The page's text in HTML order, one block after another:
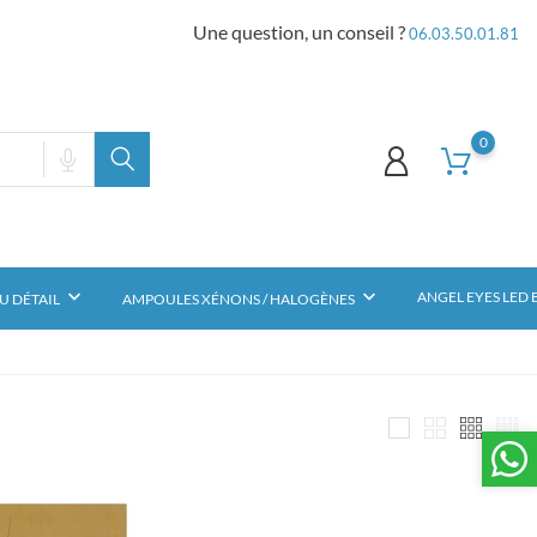
Une question, un conseil ?06.03.50.01.81
0
DÉTAIL keyboard_arrow_down AMPOULES XÉNONS / HALOGÈNES keyboard_arrow_down ANGEL EYES LED